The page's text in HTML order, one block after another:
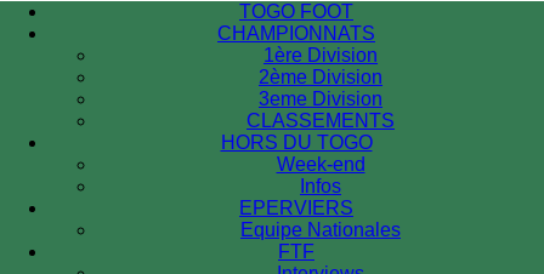
TOGO FOOT
CHAMPIONNATS
1ère Division
2ème Division
3eme Division
CLASSEMENTS
HORS DU TOGO
Week-end
Infos
EPERVIERS
Equipe Nationales
FTF